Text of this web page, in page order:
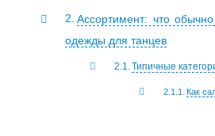
Ассортимент: что
одежды для танцев
Типичные
Как